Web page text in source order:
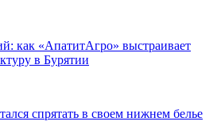
как «АпатитАгро» выстраивает
в Бурятии
спрятать в своем нижнем белье